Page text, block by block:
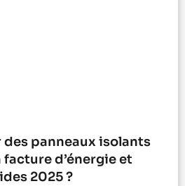
panneaux isolants
d’énergie et
2025 ?